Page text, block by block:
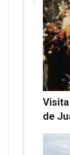
de